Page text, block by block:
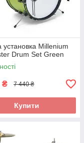
установка Millenium
Drum Set Green
₴ 7 440 ₴
Купити